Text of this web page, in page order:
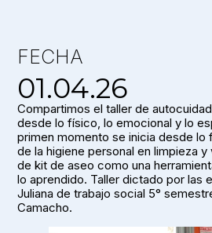
FECHA
01.04.26
Compartimos el taller de
desde lo físico, lo emocional y lo
primen momento se inicia desde lo
de la higiene personal en limpieza
de kit de aseo como una
lo aprendido. Taller dictado por las
Juliana de trabajo social 5°
Camacho.